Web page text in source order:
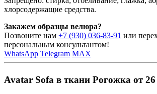
хлорсодержащие средства.
Закажем образцы велюра?
Позвоните нам +7 (930) 036-83-91 или
персональным консультантом!
WhatsApp Telegram MAX
Avatar Sofa в ткани Рогожка от